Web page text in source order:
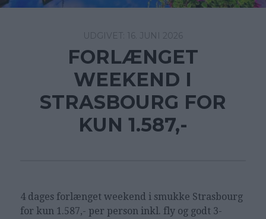
16. JUNI 2026
FORLÆNGET
WEEKEND I
STRASBOURG FOR
KUN 1.587,-
4 dages forlænget weekend i smukke Strasbourg
for kun 1.587,- per person inkl. fly og godt 3-